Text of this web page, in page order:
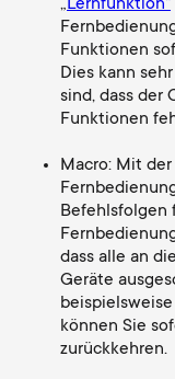
„Lernfunktion“
Funktionen
Dies kann
sind, dass der
Funktionen
Macro: Mit
Befehlsfolgen
dass alle an
Geräte
können Sie
zurückkehren.